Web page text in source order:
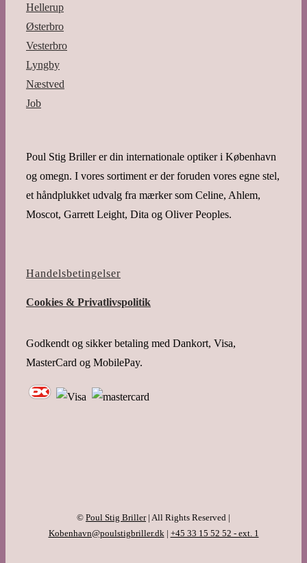
Hellerup
Østerbro
Vesterbro
Lyngby
Næstved
Job
Poul Stig Briller er din internationale optiker i København
og omegn. I vores sortiment er der foruden vores egne stel,
et håndplukket udvalg fra mærker som Celine, Ahlem,
Moscot, Garrett Leight, Dita og Oliver Peoples.
Handelsbetingelser
Cookies & Privatlivspolitik
Godkendt og sikker betaling med Dankort, Visa,
MasterCard og MobilePay.
© Poul Stig Briller| All Rights Reserved |
Kobenhavn@poulstigbriller.dk | +45 33 15 52 52 - ext. 1